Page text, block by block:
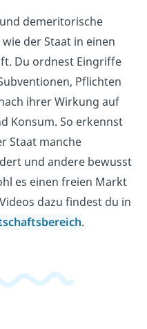
demeritorische
der Staat in einen
Du ordnest Eingriffe
Pflichten
ihrer Wirkung auf
Konsum. So erkennst
Staat manche
und andere bewusst
es einen freien Markt
dazu findest du in
.